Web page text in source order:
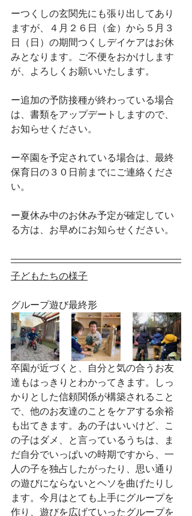
ーつくしの玄関先にも張り出してあり
ますが、４月２６日（金）から５月３
日（日）の期間つくしデイケアはお休
みとなります。ご不便をおかけします
が、よろしくお願いいたします。
ー追加の予防接種が終わっている場合
は、書類をアップデートしますので、
お知らせください。
ー卒園を予定されている場合は、最終
保育日の３０日前までにご連絡くださ
い。
ー夏休み中のお休み予定が確定してい
る方は、お早めにお知らせください。
子どもたちの様子
グループ遊び最終形
卒園が近づくと、自分と気の合うお友
達もはっきりとわかってきます。しっ
かりとした信頼関係が構築されること
で、他のお友達のことをケアする余裕
も出てきます。あの子はいいけど、こ
の子はダメ、と言っているうちは、ま
だ自分でいっぱいの時期ですから、一
人の子を独占したがったり、思い通り
の遊びにならないとヘソを曲げたりし
ます。今月はとても上手にグループを
作り、遊びを広げていったグループを